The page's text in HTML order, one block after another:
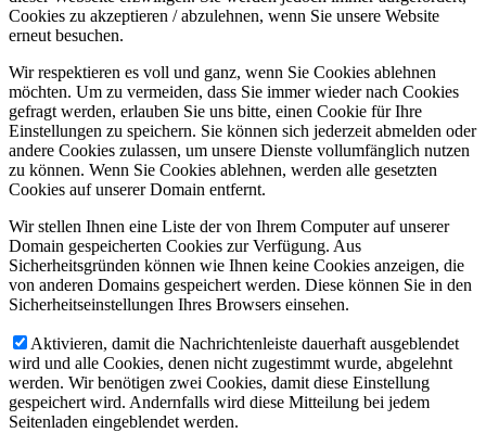
Cookies zu akzeptieren / abzulehnen, wenn Sie unsere Website
erneut besuchen.
Wir respektieren es voll und ganz, wenn Sie Cookies ablehnen
möchten. Um zu vermeiden, dass Sie immer wieder nach Cookies
gefragt werden, erlauben Sie uns bitte, einen Cookie für Ihre
Einstellungen zu speichern. Sie können sich jederzeit abmelden oder
andere Cookies zulassen, um unsere Dienste vollumfänglich nutzen
zu können. Wenn Sie Cookies ablehnen, werden alle gesetzten
Cookies auf unserer Domain entfernt.
Wir stellen Ihnen eine Liste der von Ihrem Computer auf unserer
Domain gespeicherten Cookies zur Verfügung. Aus
Sicherheitsgründen können wie Ihnen keine Cookies anzeigen, die
von anderen Domains gespeichert werden. Diese können Sie in den
Sicherheitseinstellungen Ihres Browsers einsehen.
Aktivieren, damit die Nachrichtenleiste dauerhaft ausgeblendet
wird und alle Cookies, denen nicht zugestimmt wurde, abgelehnt
werden. Wir benötigen zwei Cookies, damit diese Einstellung
gespeichert wird. Andernfalls wird diese Mitteilung bei jedem
Seitenladen eingeblendet werden.